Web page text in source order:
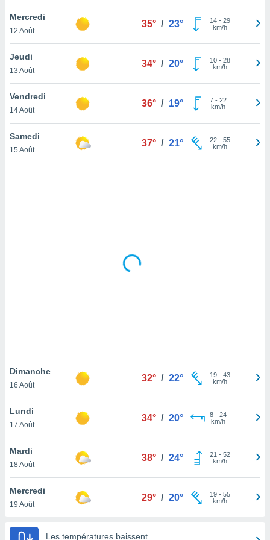
votre
à
en
le
notre
que
et que
Mercredi
12 Août
35° / 23° 14- 29
km/h
Jeudi
13 Août
34° / 20° 10- 28
km/h
Vendredi
14 Août
36° / 19° 7- 22
km/h
Samedi
15 Août
37° / 21° 22- 55
km/h
Dimanche
16 Août
32° / 22° 19- 43
km/h
Lundi
17 Août
34° / 20° 8- 24
km/h
Mardi
18 Août
38° / 24° 21 - 52
km/h
Mercredi
19 Août
29° / 20° 19- 55
km/h
Les températures baissent